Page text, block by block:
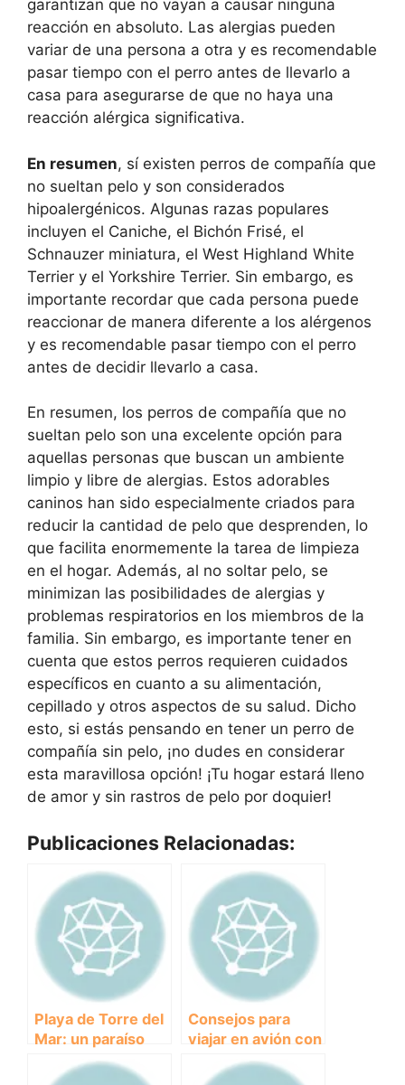
garantizan que no vayan a causar ninguna
reacción en absoluto. Las alergias pueden
variar de una persona a otra y es recomendable
pasar tiempo con el perro antes de llevarlo a
casa para asegurarse de que no haya una
reacción alérgica significativa.
En resumen, sí existen perros de compañía que
no sueltan pelo y son considerados
hipoalergénicos. Algunas razas populares
incluyen el Caniche, el Bichón Frisé, el
Schnauzer miniatura, el West Highland White
Terrier y el Yorkshire Terrier. Sin embargo, es
importante recordar que cada persona puede
reaccionar de manera diferente a los alérgenos
y es recomendable pasar tiempo con el perro
antes de decidir llevarlo a casa.
En resumen, los perros de compañía que no
sueltan pelo son una excelente opción para
aquellas personas que buscan un ambiente
limpio y libre de alergias. Estos adorables
caninos han sido especialmente criados para
reducir la cantidad de pelo que desprenden, lo
que facilita enormemente la tarea de limpieza
en el hogar. Además, al no soltar pelo, se
minimizan las posibilidades de alergias y
problemas respiratorios en los miembros de la
familia. Sin embargo, es importante tener en
cuenta que estos perros requieren cuidados
específicos en cuanto a su alimentación,
cepillado y otros aspectos de su salud. Dicho
esto, si estás pensando en tener un perro de
compañía sin pelo, ¡no dudes en considerar
esta maravillosa opción! ¡Tu hogar estará lleno
de amor y sin rastros de pelo por doquier!
Publicaciones Relacionadas:
Playa de Torre del
Mar: un paraíso
para perros y sus
dueños
Consejos para
viajar en avión con
tu perro: todo lo
que necesitas